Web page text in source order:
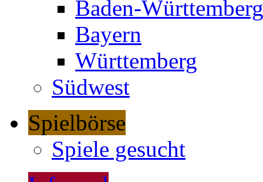
Baden-Württemberg
Bayern
Württemberg
Südwest
Spielbörse
Spiele gesucht